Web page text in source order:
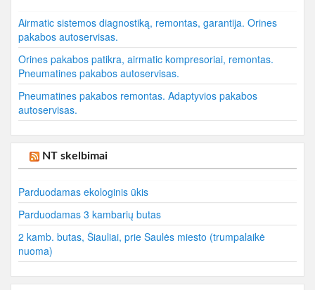
Airmatic sistemos diagnostiką, remontas, garantija. Orines
pakabos autoservisas.
Orines pakabos patikra, airmatic kompresoriai, remontas.
Pneumatines pakabos autoservisas.
Pneumatines pakabos remontas. Adaptyvios pakabos
autoservisas.
NT skelbimai
Parduodamas ekologinis ūkis
Parduodamas 3 kambarių butas
2 kamb. butas, Šiauliai, prie Saulės miesto (trumpalaikė
nuoma)